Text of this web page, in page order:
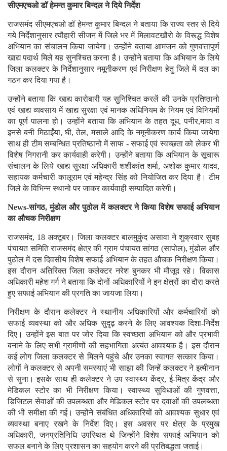
सीएमएचओ डॉ हेमन्त कुमार बिन्दल ने दिये निर्देश
राजसमंद सीएमएचओ डॉ हेमन्त कुमार बिन्दल ने बताया कि राज्य स्तर से दिये
गये निर्देशानुसार त्यौहारी सीजन में जिले भर में मिलावटखौरो के विरूद्ध विशेष
अभियान का संचालन किया जायेगा। उन्होंने बताया आमजन को गुणवत्तापूर्ण
खाद्य पदार्थ मिले यह सुनश्चित करना है। उन्होंने बताया कि अभियान के लिये
जिला कलक्टर के निर्देशानुसार नमूनीकरण एवं निरीक्षण हेतु जिले में दल का
गठन कर दिया गया है।
उन्होंने बताया कि खाद्य कारोबारी यह सुनिश्चित करलें की उनके प्रतिष्ठानो
एवं खाद्य व्यवसाय में खाद्य सुरक्षा एवं मानक अधिनियम के नियम एवं विनियमों
का पूर्ण पालना हो। उन्होंने बताया कि अभियान के तहत दूध, पनीर,मावा व
इनसे बनी मिठाईंया, घी, तेल, मसाले आदि के नमूनीकरण कार्य किया जायेगा
साथ ही टीम सम्बन्धित प्रतिष्ठानो में साफ - सफाई एवं स्वच्छता को लेकर भी
विशेष निगरानी कर कार्यवाही करेगी। उन्होंने बताया कि अभियान के सूचारू
संचालन के लिये खाद्य सुरक्षा अधिकारी शशीकांत शर्मा, अशोक कुमार यादव,
सहायक कर्मचारी कालूराम एवं महेन्द्र सिंह को नियोजित कर दिया है। टीम
जिले के विभिन्न स्थानो पर जाकर कार्यवाही सम्पादित करेगी।
News-सांगठ, मुंडोल और पुठोल में कलक्टर ने किया विशेष सफाई अभियान
का औचक निरीक्षण
राजसमंद, 18 अक्टूबर। जिला कलक्टर बालमुकुंद असावा ने शुक्रवार सुबह
पंचायत समिति राजसमंद क्षेत्र की ग्राम पंचायत सांगठ (सापोल), मुंडोल और
पुठोल में दस दिवसीय विशेष सफाई अभियान के तहत औचक निरीक्षण किया।
इस दौरान अतिरिक्त जिला कलेक्टर नरेश बुनकर भी मौजूद रहे। विकास
अधिकारी महेश गर्ग ने बताया कि दोनों अधिकारियों ने इन क्षेत्रों का दौरा करते
हुए सफाई अभियान की प्रगति का जायजा लिया।
निरीक्षण के दौरान कलेक्टर ने स्थानीय अधिकारियों और कर्मचारियों को
सफाई व्यवस्था को और अधिक सुदृढ़ करने के लिए आवश्यक दिशा-निर्देश
दिए। उन्होंने इस बात पर जोर दिया कि स्वच्छता अभियान को और प्रभावी
बनाने के लिए सभी ग्रामीणों की सहभागिता अत्यंत आवश्यक है। इस दौरान
कई लोग जिला कलक्टर से मिलने पहुंचे और उनका स्वागत सत्कार किया।
लोगों ने कलक्टर से अपनी समस्याएं भी साझा की जिन्हें कलक्टर ने इत्मीनान
से सुना। इसके साथ ही कलेक्टर ने उप स्वास्थ्य केंद्र, ई-मित्र केंद्र और
मेडिकल स्टोर का भी निरीक्षण किया। स्वास्थ्य सुविधाओं की गुणवत्ता,
डिजिटल सेवाओं की उपलब्धता और मेडिकल स्टोर पर दवाओं की उपलब्धता
की भी समीक्षा की गई। उन्होंने संबंधित अधिकारियों को आवश्यक सुधार एवं
व्यवस्था बनाए रखने के निर्देश दिए। इस अवसर पर क्षेत्र के प्रमुख
अधिकारी, जनप्रतिनिधि उपस्थित थे जिन्होंने विशेष सफाई अभियान को
सफल बनाने के लिए प्रशासन का सहयोग करने की प्रतिबद्धता जताई।